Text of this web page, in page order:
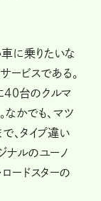
に乗りたいな
ービスである。
台のクルマ
なかでも、マツ
、タイプ違い
ナルのユーノ
ロードスターの